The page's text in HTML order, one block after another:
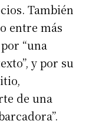
También
entre más
“una
y por su
de una